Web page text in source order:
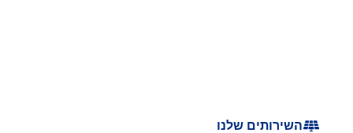
השירותים שלנו